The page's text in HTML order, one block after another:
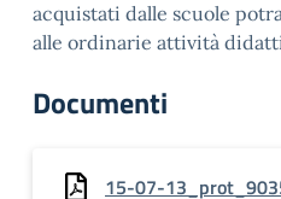
acquistati dalle scuole
alle ordinarie attività
Documenti
15-07-